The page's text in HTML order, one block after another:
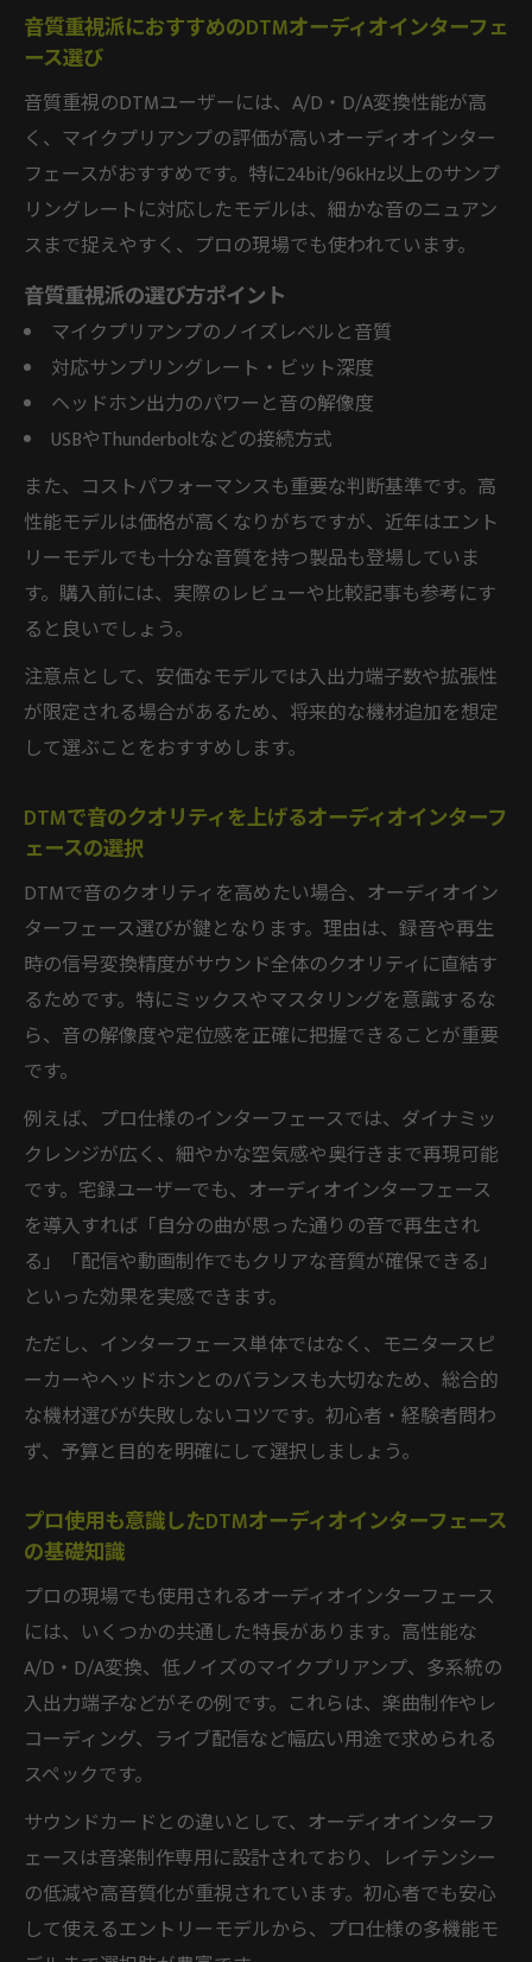
音質重視派におすすめのDTMオーディオインターフェ
ース選び
音質重視のDTMユーザーには、A/D・D/A変換性能が高
く、マイクプリアンプの評価が高いオーディオインター
フェースがおすすめです。特に24bit/96kHz以上のサンプ
リングレートに対応したモデルは、細かな音のニュアン
スまで捉えやすく、プロの現場でも使われています。
音質重視派の選び方ポイント
マイクプリアンプのノイズレベルと音質
対応サンプリングレート・ビット深度
ヘッドホン出力のパワーと音の解像度
USBやThunderboltなどの接続方式
また、コストパフォーマンスも重要な判断基準です。高
性能モデルは価格が高くなりがちですが、近年はエント
リーモデルでも十分な音質を持つ製品も登場していま
す。購入前には、実際のレビューや比較記事も参考にす
ると良いでしょう。
注意点として、安価なモデルでは入出力端子数や拡張性
が限定される場合があるため、将来的な機材追加を想定
して選ぶことをおすすめします。
DTMで音のクオリティを上げるオーディオインターフ
ェースの選択
DTMで音のクオリティを高めたい場合、オーディオイン
ターフェース選びが鍵となります。理由は、録音や再生
時の信号変換精度がサウンド全体のクオリティに直結す
るためです。特にミックスやマスタリングを意識するな
ら、音の解像度や定位感を正確に把握できることが重要
です。
例えば、プロ仕様のインターフェースでは、ダイナミッ
クレンジが広く、細やかな空気感や奥行きまで再現可能
です。宅録ユーザーでも、オーディオインターフェース
を導入すれば「自分の曲が思った通りの音で再生され
る」「配信や動画制作でもクリアな音質が確保できる」
といった効果を実感できます。
ただし、インターフェース単体ではなく、モニタースピ
ーカーやヘッドホンとのバランスも大切なため、総合的
な機材選びが失敗しないコツです。初心者・経験者問わ
ず、予算と目的を明確にして選択しましょう。
プロ使用も意識したDTMオーディオインターフェース
の基礎知識
プロの現場でも使用されるオーディオインターフェース
には、いくつかの共通した特長があります。高性能な
A/D・D/A変換、低ノイズのマイクプリアンプ、多系統の
入出力端子などがその例です。これらは、楽曲制作やレ
コーディング、ライブ配信など幅広い用途で求められる
スペックです。
サウンドカードとの違いとして、オーディオインターフ
ェースは音楽制作専用に設計されており、レイテンシー
の低減や高音質化が重視されています。初心者でも安心
して使えるエントリーモデルから、プロ仕様の多機能モ